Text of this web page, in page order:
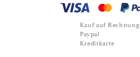
Kauf auf Rechnung
Paypal
Kreditkarte